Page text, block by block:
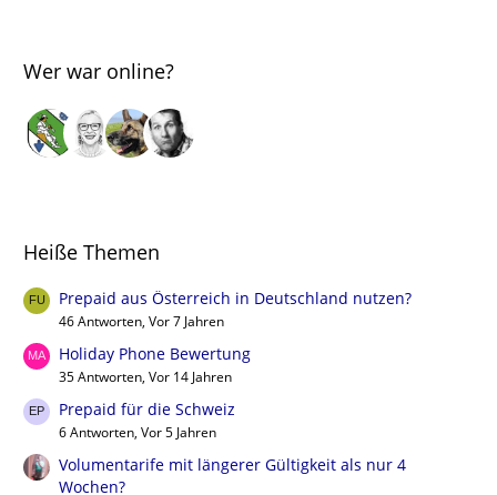
Wer war online?
Heiße Themen
Prepaid aus Österreich in Deutschland nutzen?
46 Antworten, Vor 7 Jahren
Holiday Phone Bewertung
35 Antworten, Vor 14 Jahren
Prepaid für die Schweiz
6 Antworten, Vor 5 Jahren
Volumentarife mit längerer Gültigkeit als nur 4
Wochen?